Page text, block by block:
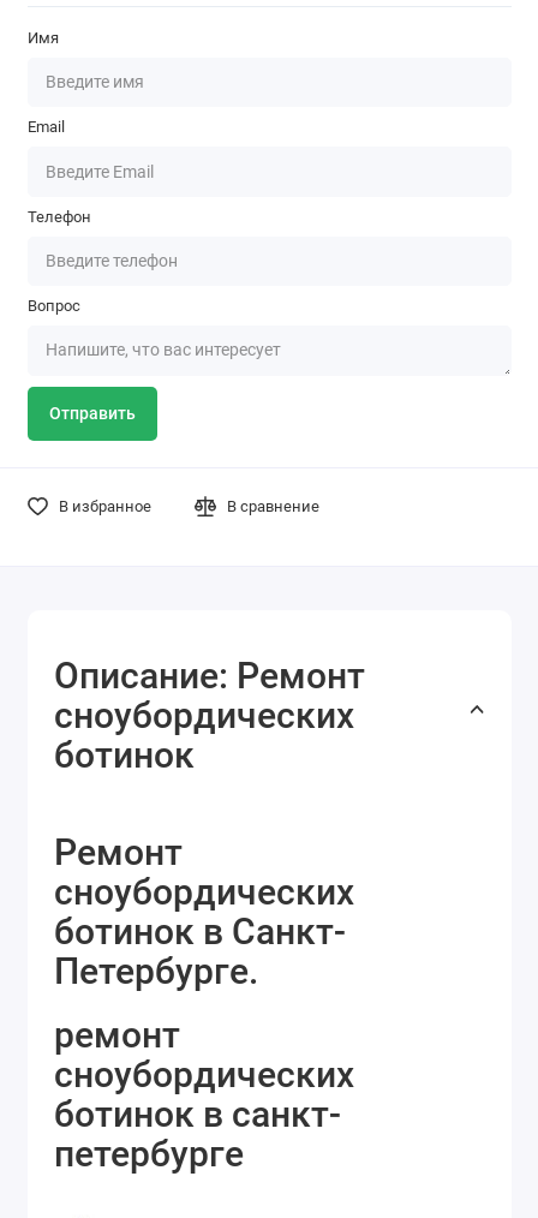
Имя
Email
Телефон
Вопрос
Отправить
В избранное В сравнение
Описание: Ремонт
сноубордических
ботинок
Ремонт
сноубордических
ботинок в Санкт-
Петербурге.
ремонт
сноубордических
ботинок в санкт-
петербурге